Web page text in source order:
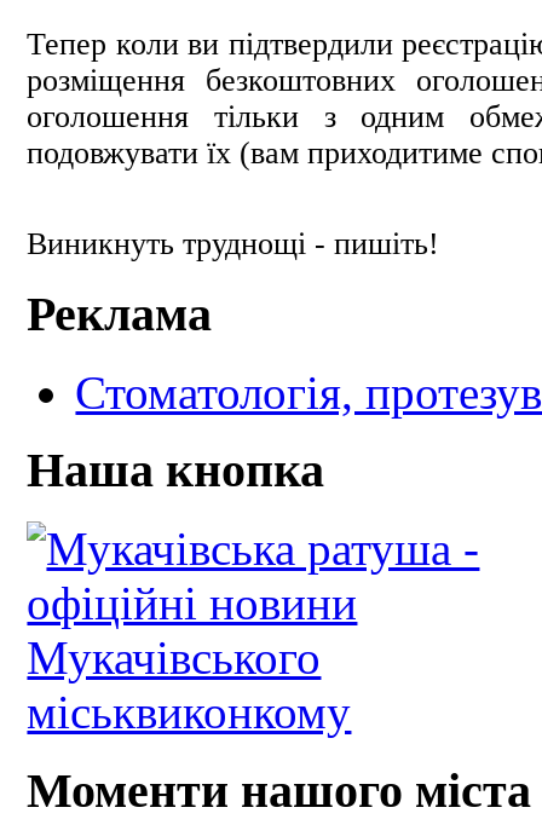
Тепер коли ви підтвердили
розміщення безкоштовних
оголошення тільки з одним
подовжувати їх (вам приходитиме
Виникнуть труднощі - пишіть!
Реклама
Стоматологія,
Наша кнопка
Моменти нашого міста